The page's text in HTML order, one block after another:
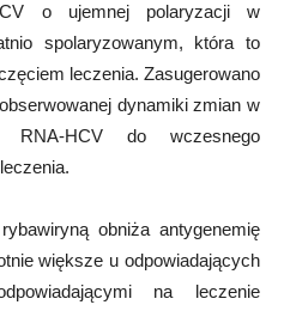
o ujemnej polaryzacji w
spolaryzowanym, która to
leczenia. Zasugerowano
dynamiki zmian w
RNA-HCV do wczesnego
obniża antygenemię
większe u odpowiadających
na leczenie